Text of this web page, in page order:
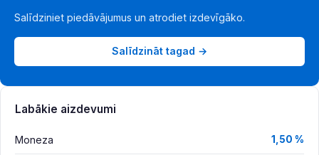
Salīdziniet piedāvājumus un atrodiet izdevīgāko.
Salīdzināt tagad →
Labākie aizdevumi
Moneza 1,50 %